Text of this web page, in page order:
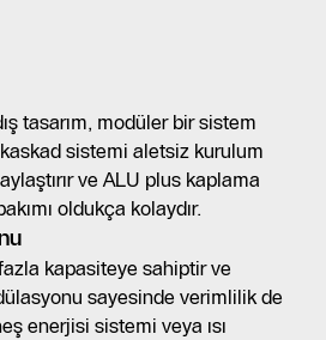
tasarım, modüler bir sistem
sistemi aletsiz kurulum
ve ALU plus kaplama
oldukça kolaydır.
kapasiteye sahiptir ve
sayesinde verimlilik de
enerjisi sistemi veya ısı